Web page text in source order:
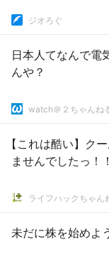
ジオろぐ
日本人てなんで電
んや？
watch＠２ちゃんね
【これは酷い】ク
ませんでしたっ！！
ライフハックちゃん
未だに株を始めよ